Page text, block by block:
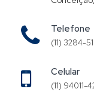
Telefone
(11) 3284-
Celular
(11) 94011-